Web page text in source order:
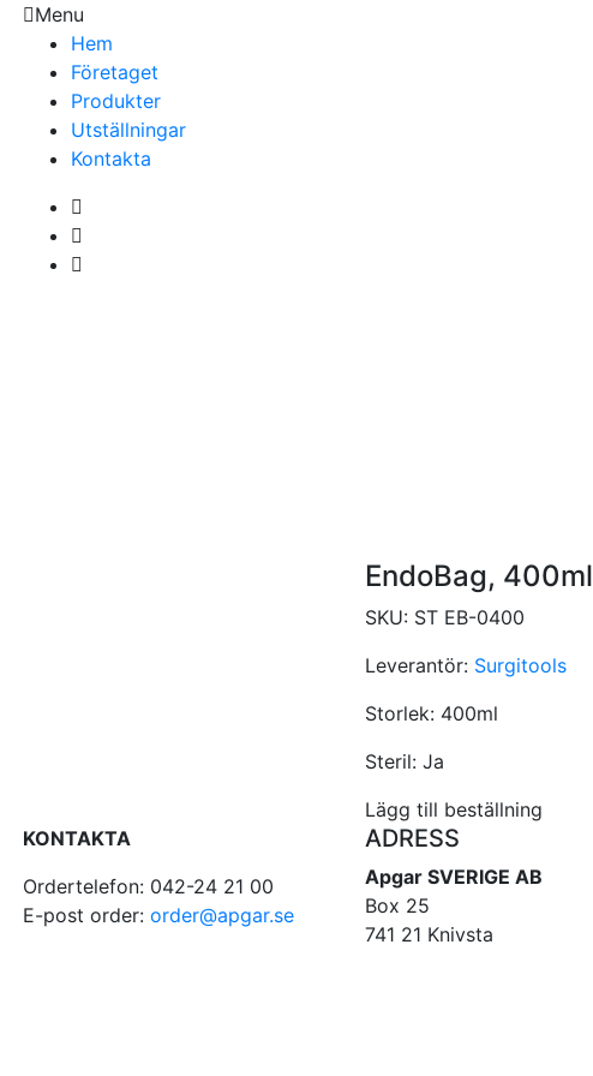
Menu
Hem
Företaget
Produkter
Utställningar
Kontakta
EndoBag, 400ml
SKU: ST EB-0400
Leverantör: Surgitools
Storlek: 400ml
Steril: Ja
Lägg till beställning
KONTAKTA
Ordertelefon: 042-24 21 00
E-post order: order@apgar.se
ADRESS
Apgar SVERIGE AB
Box 25
741 21 Knivsta